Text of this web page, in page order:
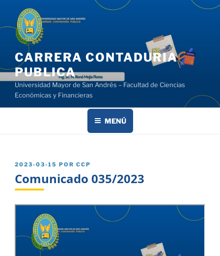
contenido
CARRERA CONTADURIA
PUBLICA
Universidad Mayor de San Andrés – Facultad de Ciencias
Económicas y Financieras
MENÚ
PUBLICADO
2023-03-15 POR CCP
Comunicado 035/2023